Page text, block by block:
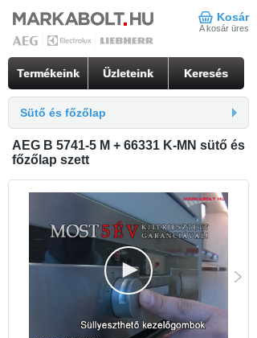
Kosár
A kosár üres
Termékeink Üzleteink Keresés
Sütő és főzőlap
AEG B 5741-5 M + 66331 K-MN sütő és
főzőlap szett